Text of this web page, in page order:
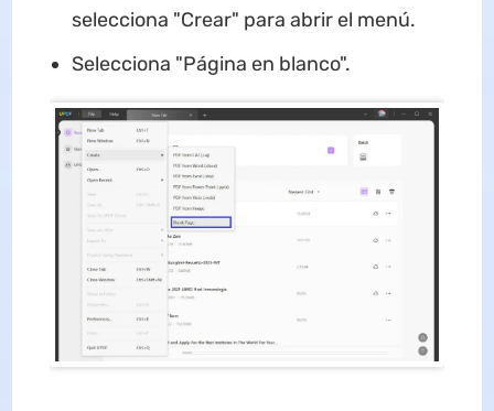
selecciona "Crear" para abrir el menú.
Selecciona "Página en blanco".